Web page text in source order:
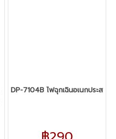
DP-7104B ไฟฉุกเฉินอเนกประสงค์